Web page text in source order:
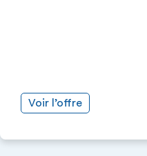
Voir l’offre